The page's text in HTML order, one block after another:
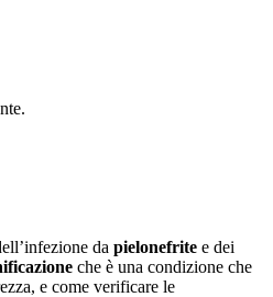
da pielonefrite e dei
che è una condizione che
e come verificare le